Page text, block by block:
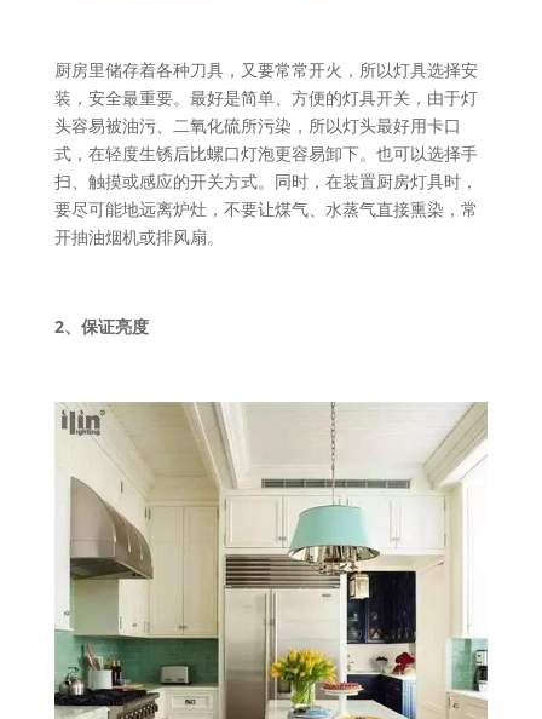
厨房里储存着各种刀具，又要常常开火，所以灯具选择安
装，安全最重要。最好是简单、方便的灯具开关，由于灯
头容易被油污、二氧化硫所污染，所以灯头最好用卡口
式，在轻度生锈后比螺口灯泡更容易卸下。也可以选择手
扫、触摸或感应的开关方式。同时，在装置厨房灯具时，
要尽可能地远离炉灶，不要让煤气、水蒸气直接熏染，常
开抽油烟机或排风扇。
2、保证亮度